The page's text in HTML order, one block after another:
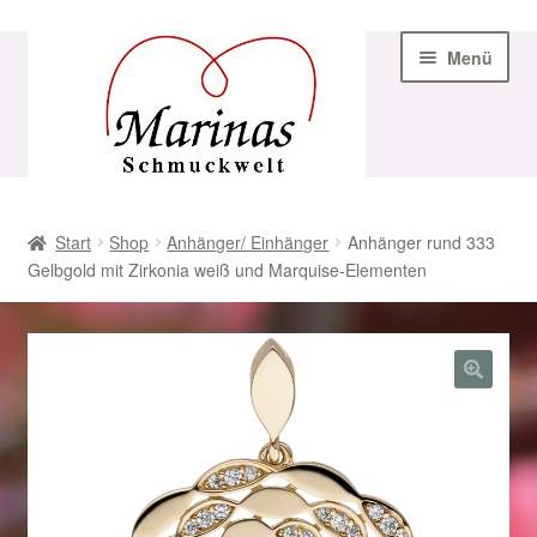
Navigation
Menü
AGB
Beispiel-Seite
Geschenke zu Ostern 2023
Geschenke zu Ostern 2024
Start Shop Anhänger/ Einhänger
Anhänger rund 333
Gelbgold mit Zirkonia weiß und Marquise-Elementen